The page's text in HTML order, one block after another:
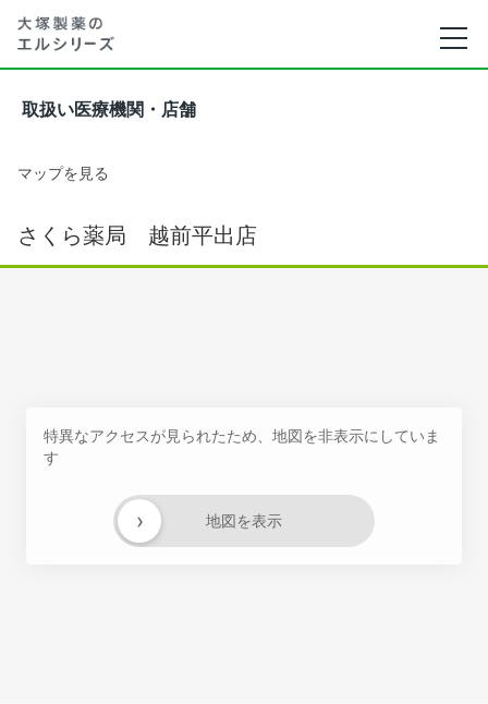
取扱い医療機関・店舗
マップを見る
さくら薬局 越前平出店
特異なアクセスが見られたため、地図を非表示にしていま
す
地図を表示
›